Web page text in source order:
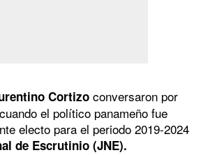
Cortizo conversaron por
el político panameño fue
electo para el periodo 2019-2024
de Escrutinio (JNE).